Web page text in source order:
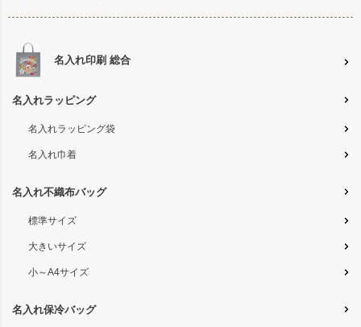
名入れ印刷 総合
名入れラッピング
名入れラッピング袋
名入れ巾着
名入れ不織布バッグ
標準サイズ
大きいサイズ
小～A4サイズ
名入れ保冷バッグ